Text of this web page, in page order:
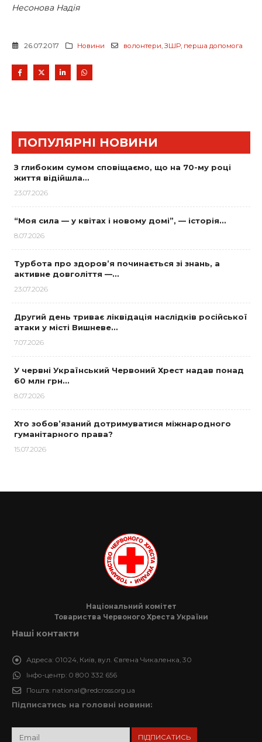
Несонова Надія
26.07.2017 Новини волонтери,ЗШР, перша допомога
ПОПУЛЯРНІ НОВИНИ
З глибоким сумом сповіщаємо, що на 70-му році
життя відійшла…
23.07.2026
“Моя сила — у квітах і новому домі”, — історія…
8.07.2026
Турбота про здоров’я починається зі знань, а
активне довголіття —…
23.07.2026
Другий день триває ліквідація наслідків російської
атаки у місті Вишневе…
7.07.2026
У червні Український Червоний Хрест надав понад
60 млн грн…
8.07.2026
Хто зобов’язаний дотримуватися міжнародного
гуманітарного права?
15.07.2026
Національний комітет
Товариства Червоного Хреста України
Наші контакти
Адреса: 01024, Київ, вул. Євгена Чикаленка, 30
Інфо-центр: 0 800 332 656
Пошта: national@redcross.org.ua
Підписатись на головні новини: